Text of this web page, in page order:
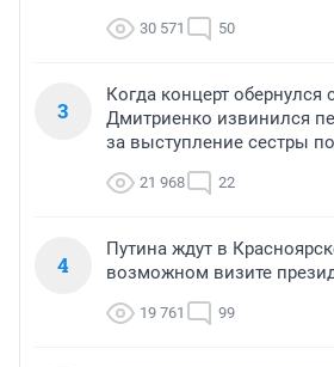
30 571 50
3
Когда концерт обернулся
Дмитриенко извинился
за выступление сестры
21 968 22
4
Путина ждут в
возможном визите
19 761 99